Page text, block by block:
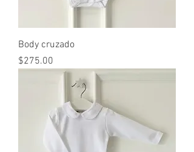
Body cruzado
Precio
$275.00